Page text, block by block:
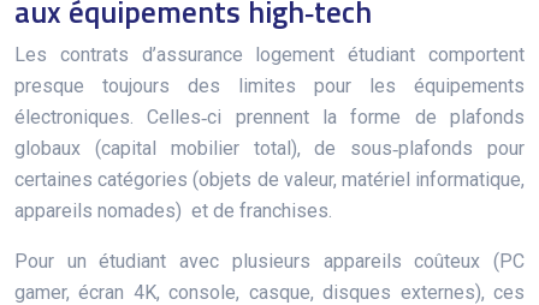
aux équipements high‑tech
Les contrats d’assurance logement étudiant comportent
presque toujours des limites pour les équipements
électroniques. Celles‑ci prennent la forme de plafonds
globaux (capital mobilier total), de sous‑plafonds pour
certaines catégories (objets de valeur, matériel informatique,
appareils nomades) et de franchises.
Pour un étudiant avec plusieurs appareils coûteux (PC
gamer, écran 4K, console, casque, disques externes), ces